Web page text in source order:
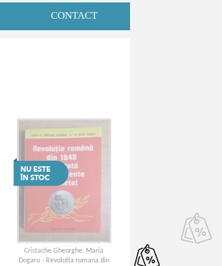
CONTACT
Cristache Gheorghe, Maria
Dogaru - Revolutia romana din